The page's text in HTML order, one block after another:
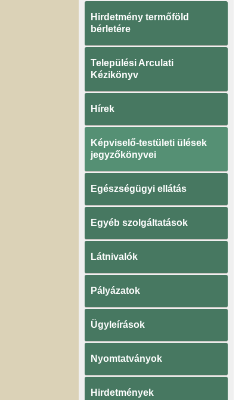
Hirdetmény termőföld
bérletére
Települési Arculati
Kézikönyv
Hírek
Képviselő-testületi ülések
jegyzőkönyvei
Egészségügyi ellátás
Egyéb szolgáltatások
Látnivalók
Pályázatok
Ügyleírások
Nyomtatványok
Hirdetmények